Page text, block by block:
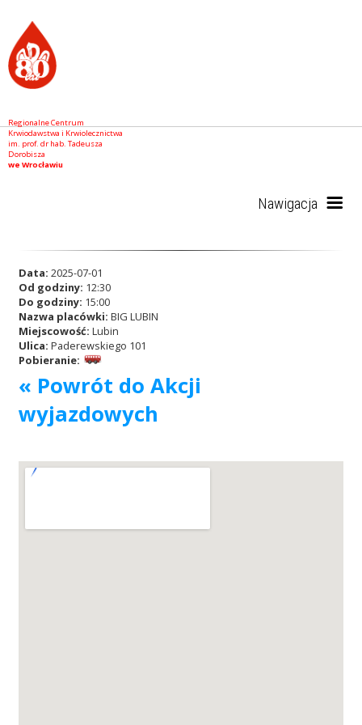
Regionalne Centrum
Krwiodawstwa i Krwiolecznictwa
im. prof. dr hab. Tadeusza
Dorobisza
we Wrocławiu
Nawigacja
RCKiK
Akcje wyjazdowe
Krwiodawcy
Szpitale
Data: 2025-07-01
Od godziny: 12:30
Do godziny: 15:00
Nazwa placówki: BIG LUBIN
Miejscowość: Lubin
Ulica: Paderewskiego 101
Pobieranie:
« Powrót do Akcji
wyjazdowych